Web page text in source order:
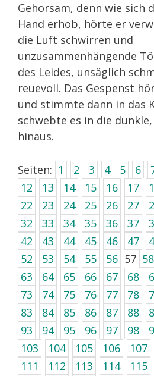
Gehorsam, denn wie sich
Hand erhob, hörte er
die Luft schwirren und
unzusammenhängende
des Leides, unsäglich
reuevoll. Das Gespenst
und stimmte dann in das
schwebte es in die
hinaus.
Seiten: 1 2 3 4 5 6
12
13 14 15 16 17
22
23 24 25 26 27
32
33 34 35 36 37
42
43 44 45 46 47
52
53 54 55 56 57 58
63
64 65 66 67 68
73
74 75 76 77 78
83
84 85 86 87 88
93
94 95 96 97 98
103
104 105 106 107
111
112 113 114 115